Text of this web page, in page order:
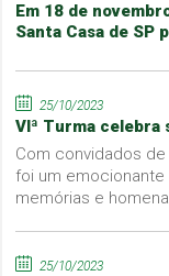
Em 18 de
Santa Casa de SP
25/10/2023
VIª Turma celebra
Com convidados
foi um
memórias e
25/10/2023